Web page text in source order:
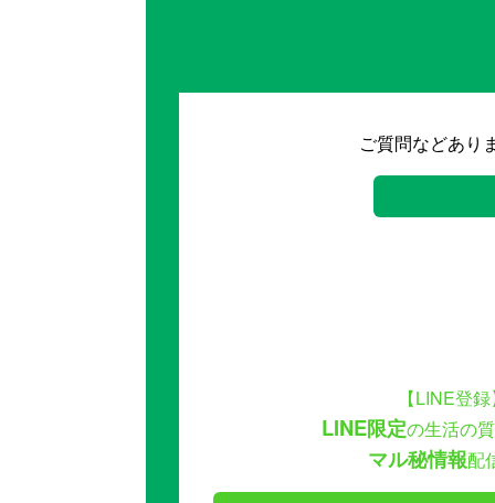
ご質問などあり
【LINE登
LINE限定の生活の
マル秘情報配